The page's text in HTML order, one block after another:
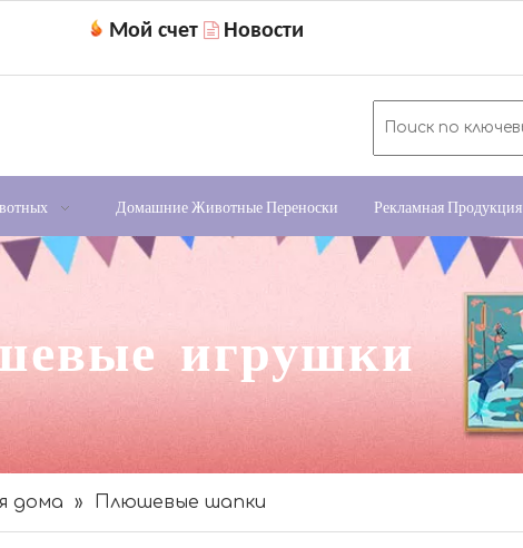
Мой счет  Новости
Домашние Животные Переноски Рекламная Продукция
игрушки
дома » Плюшевые шапки